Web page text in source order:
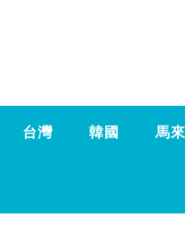
台灣 韓國 馬